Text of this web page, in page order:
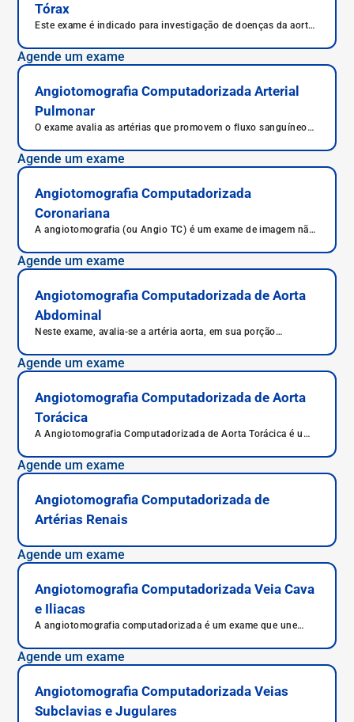
Tórax
Este exame é indicado para investigação de doenças da aorta
dissecções.
Agende um exame
Angiotomografia Computadorizada Arterial
Pulmonar
O exame avalia as artérias que promovem o fluxo sanguíneo
pulmonares.
Agende um exame
Angiotomografia Computadorizada
Coronariana
A angiotomografia (ou Angio TC) é um exame de imagem não
angiografia para analisar artérias e veias. Detecta obstruções,
aneurismas, placas de gordura e outras alterações vasculares.
Agende um exame
Angiotomografia Computadorizada de Aorta
Abdominal
Neste exame, avalia-se a artéria aorta, em sua porção
Agende um exame
Angiotomografia Computadorizada de Aorta
Torácica
A Angiotomografia Computadorizada de Aorta Torácica é um
o procedimento estuda a porção da aorta no tórax, uma das
artérias mais importantes, que leva sangue do coração para
Agende um exame
Angiotomografia Computadorizada de
Artérias Renais
Agende um exame
Angiotomografia Computadorizada Veia Cava
e Iliacas
A angiotomografia computadorizada é um exame que une
doenças do sistema circulatório. Fornece imagens com
precisão de placas de gordura ou cálcio no interior das veias
levar o sangue da cabeça, dos membros superiores, inferiores
e do abdômen de volta para o coração .
Agende um exame
Angiotomografia Computadorizada Veias
Subclavias e Jugulares